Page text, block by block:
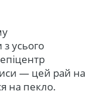
усього
— цей рай на
на пекло.